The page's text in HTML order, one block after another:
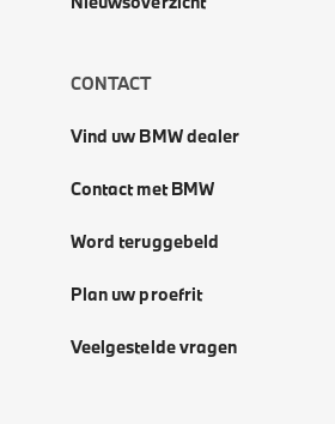
CONTACT
Vind uw BMW dealer
Contact met BMW
Word teruggebeld
Plan uw proefrit
Veelgestelde vragen